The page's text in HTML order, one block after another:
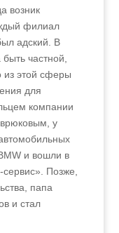
возник
филиал
адский. В
частной,
из этой сферы
для
компании
у
и вошли в
Позже,
папа
и стал